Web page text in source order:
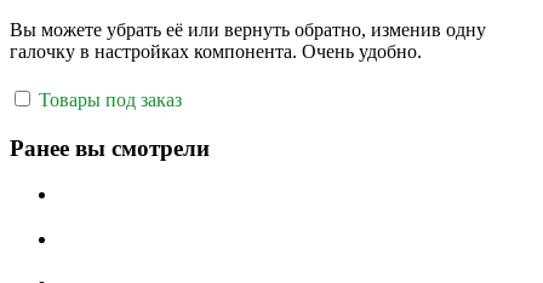
Вы можете убрать её или вернуть обратно, изменив одну
галочку в настройках компонента. Очень удобно.
Товары под заказ
Ранее вы смотрели